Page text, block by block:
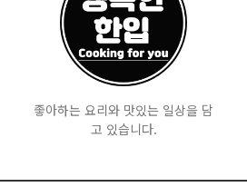
좋아하는 요리와 맛있는 일상을 담
고 있습니다.